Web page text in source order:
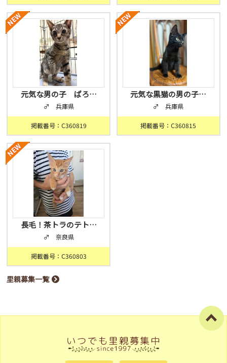
元気な男の子 ぱろ…
♂ 兵庫県
掲載番号：C360819
元気な黒猫の男の子…
♂ 兵庫県
掲載番号：C360815
長毛！茶トラのテト…
♂ 奈良県
掲載番号：C360803
里親募集一覧